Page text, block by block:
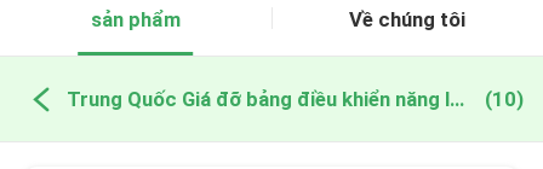
sản phẩm Về chúng tôi
Trung Quốc Giá đỡ bảng điều khiển năng lượng mặt trời có thể điều chỉnh (10)